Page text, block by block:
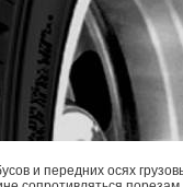
и передних осях